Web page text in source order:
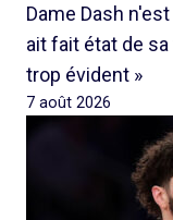
Dame Dash
ait fait état de
trop évident »
7 août 2026